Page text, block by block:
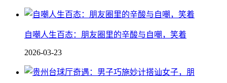
自嘲人生百态：朋友圈里的辛酸与自嘲，笑着
2026-03-23